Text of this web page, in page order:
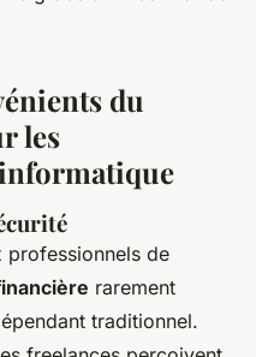
du
les
professionnels de
rarement
traditionnel.